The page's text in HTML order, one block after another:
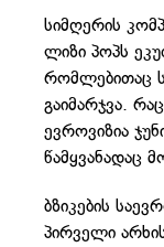
სიმღერის
ლიზი პოპს
რომლებითაც
გაიმარჯვა.
ევროვიზია
წამყვანადაც
ბზიკების
პირველი